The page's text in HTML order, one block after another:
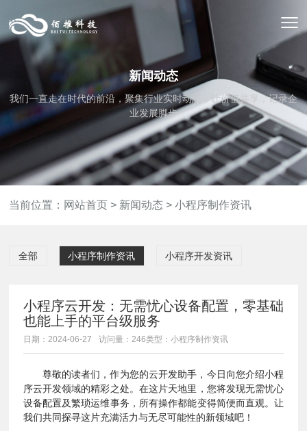
新闻动态
我们一直走在时代的前沿，聚集行业实时动态，让价值共享，记录企
业发展脚步
当前位置： 网站首页 > 新闻动态 >小程序制作资讯
全部 小程序制作资讯 小程序开发资讯
小程序云开发：无需忧心设备配置，零基础
也能上手的平台级服务
日期：2024-06-27 访问量：246类型：小程序制作资讯
尊敬的读者们，作为您的云开发助手，今日向您介绍小程
序云开发领域的精彩之处。在这片天地里，您将发现无需忧心
设备配置及繁琐运维事务，所有操作都能变得简便而直观。让
我们共同探寻这片充满活力与无尽可能性的新领域吧！